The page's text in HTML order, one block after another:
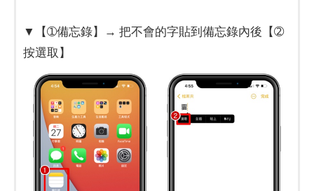
▼【➀備忘錄】→ 把不會的字貼到備忘錄內後【➁
按選取】